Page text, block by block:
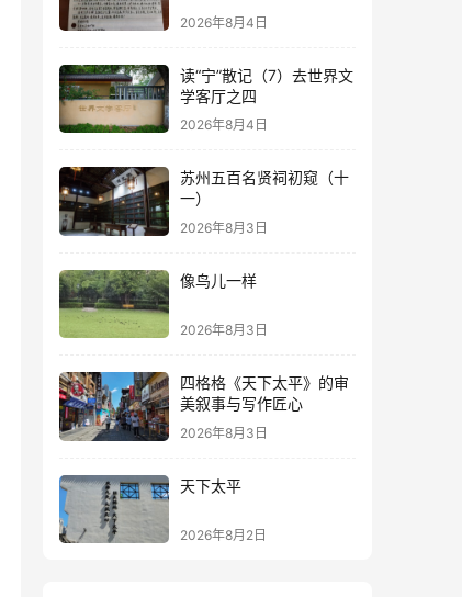
2026年8月4日
读“宁”散记（7）去世界文
学客厅之四
2026年8月4日
苏州五百名贤祠初窥（十
一）
2026年8月3日
像鸟儿一样
2026年8月3日
四格格《天下太平》的审
美叙事与写作匠心
2026年8月3日
天下太平
2026年8月2日